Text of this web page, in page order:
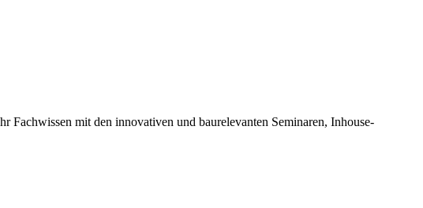
Fachwissen mit den innovativen und baurelevanten Seminaren, Inhouse-